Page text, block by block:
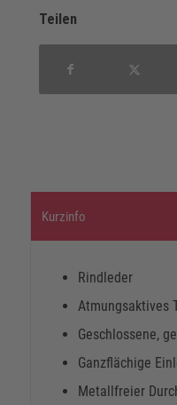
Teilen
Kurzinfo
Rindleder
Atmungsaktives
Geschlossene,
Ganzflächige
Metallfreier